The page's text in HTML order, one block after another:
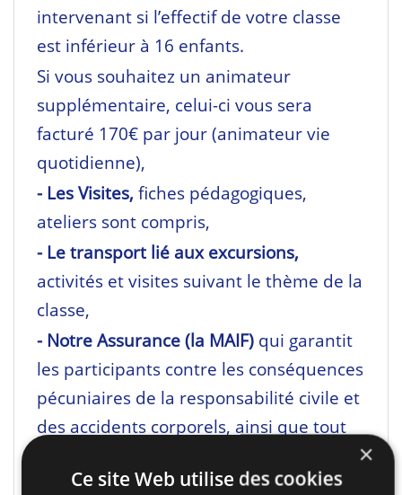
intervenant si l’effectif de votre classe
est inférieur à 16 enfants.
Si vous souhaitez un animateur
supplémentaire, celui-ci vous sera
facturé 170€ par jour (animateur vie
quotidienne),
- Les Visites, fiches pédagogiques,
ateliers sont compris,
- Le transport lié aux excursions,
activités et visites suivant le thème de la
classe,
- Notre Assurance (la MAIF) qui garantit
les participants contre les conséquences
pécuniaires de la responsabilité civile et
des accidents corporels, ainsi que tout
- Au prix du séjour s’ajoute62€
×
Ce site Web utilise des cookies